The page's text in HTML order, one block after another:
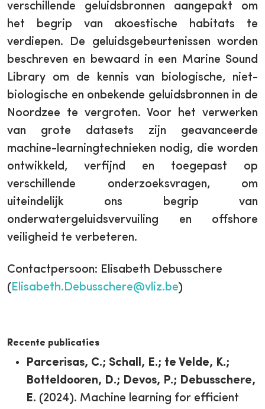
verschillende geluidsbronnen aangepakt om
het begrip van akoestische habitats te
verdiepen. De geluidsgebeurtenissen worden
beschreven en bewaard in een Marine Sound
Library om de kennis van biologische, niet-
biologische en onbekende geluidsbronnen in de
Noordzee te vergroten. Voor het verwerken
van grote datasets zijn geavanceerde
machine-learningtechnieken nodig, die worden
ontwikkeld, verfijnd en toegepast op
verschillende onderzoeksvragen, om
uiteindelijk ons begrip van
onderwatergeluidsvervuiling en offshore
veiligheid te verbeteren.
Contactpersoon: Elisabeth Debusschere
(Elisabeth.Debusschere@vliz.be)
Recente publicaties
Parcerisas, C.; Schall, E.; te Velde, K.;
Botteldooren, D.; Devos, P.; Debusschere,
E. (2024). Machine learning for efficient